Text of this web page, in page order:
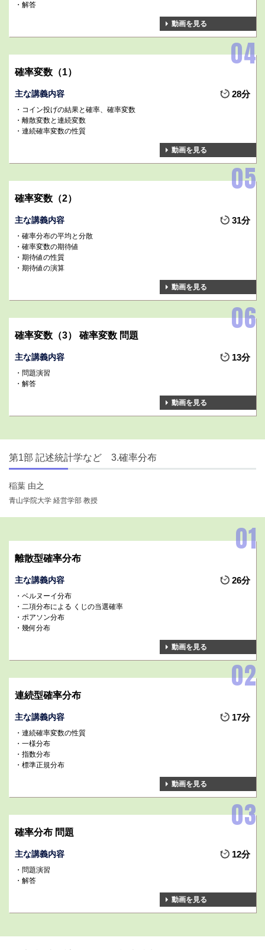
解答
動画を見る
確率変数（1）
主な講義内容 28分
コイン投げの結果と確率、確率変数
離散変数と連続変数
連続確率変数の性質
動画を見る
確率変数（2）
主な講義内容 31分
確率分布の平均と分散
確率変数の期待値
期待値の性質
期待値の演算
動画を見る
確率変数（3） 確率変数 問題
主な講義内容 13分
問題演習
解答
動画を見る
第1部 記述統計学など 3.確率分布
稲葉 由之
青山学院大学 経営学部 教授
離散型確率分布
主な講義内容 26分
ベルヌーイ分布
二項分布による くじの当選確率
ポアソン分布
幾何分布
動画を見る
連続型確率分布
主な講義内容 17分
連続確率変数の性質
一様分布
指数分布
標準正規分布
動画を見る
確率分布 問題
主な講義内容 12分
問題演習
解答
動画を見る